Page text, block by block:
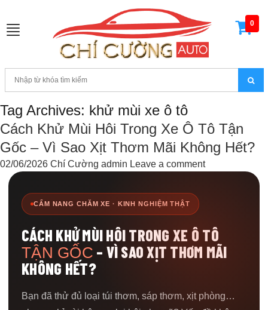
Toggle
0
Tag Archives: khử mùi xe ô tô
Cách Khử Mùi Hôi Trong Xe Ô Tô Tận
Gốc – Vì Sao Xịt Thơm Mãi Không Hết?
02/06/2026 Chí Cường admin Leave a comment
CẨM NANG CHĂM XE · KINH NGHIỆM THẬT
CÁCH KHỬ MÙI HÔI TRONG XE Ô TÔ
TẬN GỐC – VÌ SAO XỊT THƠM MÃI
KHÔNG HẾT?
Bạn đã thử đủ loại túi thơm, sáp thơm, xịt phòng…